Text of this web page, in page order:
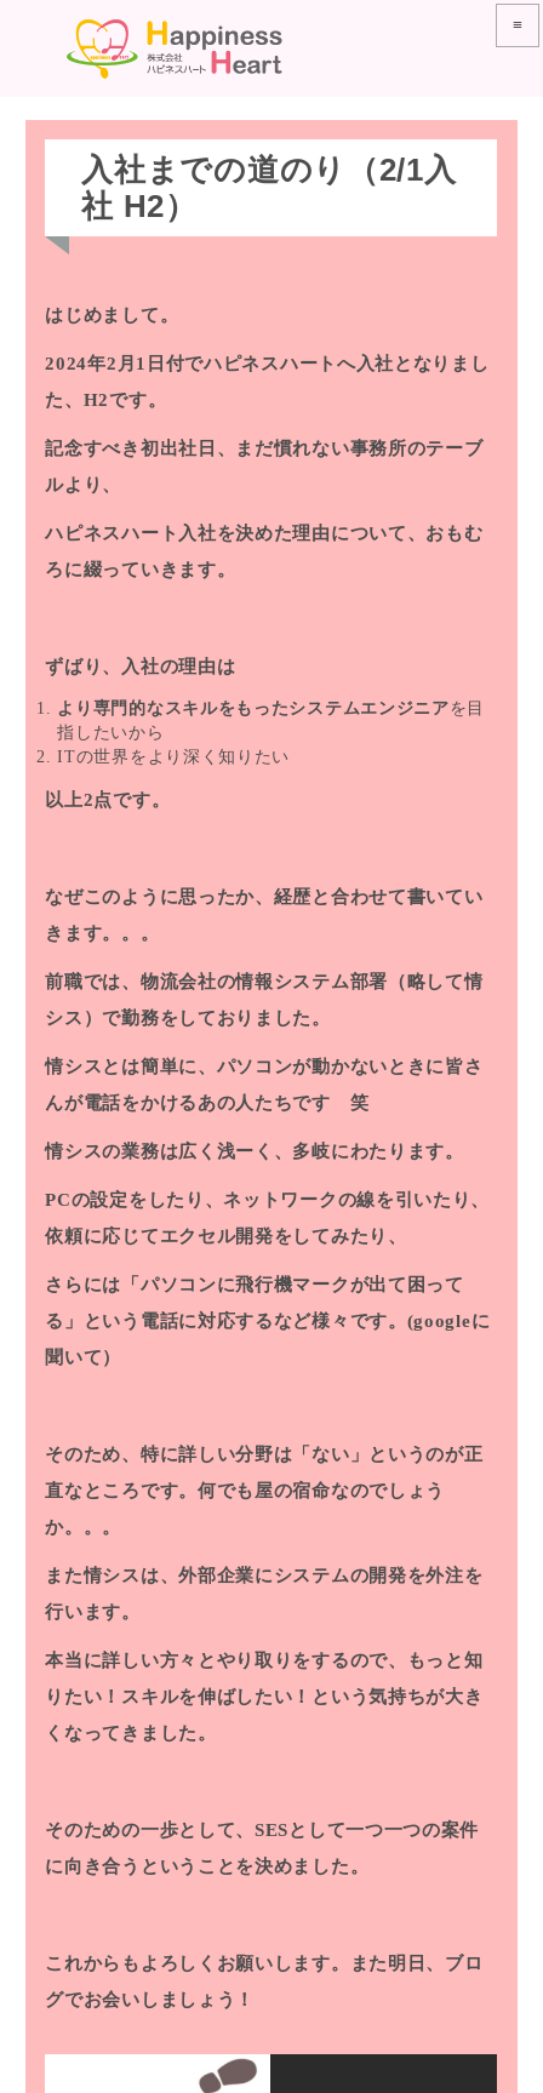
≡
入社までの道のり（2/1入
社 H2）
はじめまして。
2024年2月1日付でハピネスハートへ入社となりまし
た、H2です。
記念すべき初出社日、まだ慣れない事務所のテーブ
ルより、
ハピネスハート入社を決めた理由について、おもむ
ろに綴っていきます。
ずばり、入社の理由は
より専門的なスキルをもったシステムエンジニアを目
指したいから
ITの世界をより深く知りたい
以上2点です。
なぜこのように思ったか、経歴と合わせて書いてい
きます。。。
前職では、物流会社の情報システム部署（略して情
シス）で勤務をしておりました。
情シスとは簡単に、 パソコンが動かないときに皆さ
んが電話をかけるあの人たちです 笑
情シスの業務は広く浅ーく、多岐にわたります。
PCの設定をしたり、ネットワークの線を引いたり、
依頼に応じてエクセル開発をしてみたり、
さらには 「パソコンに飛行機マークが出て困って
る」
という電話に対応するなど様々です。(googleに
聞いて）
そのため、特に詳しい分野は「ない」というのが正
直なところです。何でも屋の宿命なのでしょう
か。。。
また情シスは、外部企業にシステムの開発を外注を
行います。
本当に詳しい方々とやり取りをするので、もっと知
りたい！スキルを伸ばしたい！という気持ちが大き
くなってきました。
そのための一歩として、SESとして一つ一つの案件
に向き合うということを決めました。
これからもよろしくお願いします。また明日、ブロ
グでお会いしましょう！